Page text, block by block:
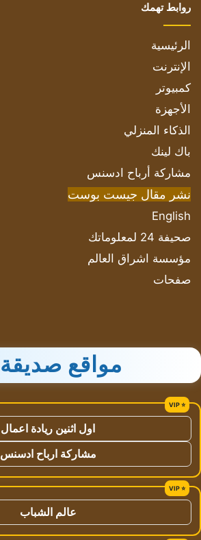
روابط تهمك
الرئيسية
الإنترنت
كمبيوتر
الأجهزة
الذكاء المنزلي
باك لينك
مشاركة أرباح ادسنس
نشر مقال جيست بوست
English
صحيفة 24 لمعلوماتك
مؤسسة اشراق العالم
صفحات
مواقع صديقة
اول اثنين ريادة اعمال
مشاركة ارباح ادسنس
عالم الشباب